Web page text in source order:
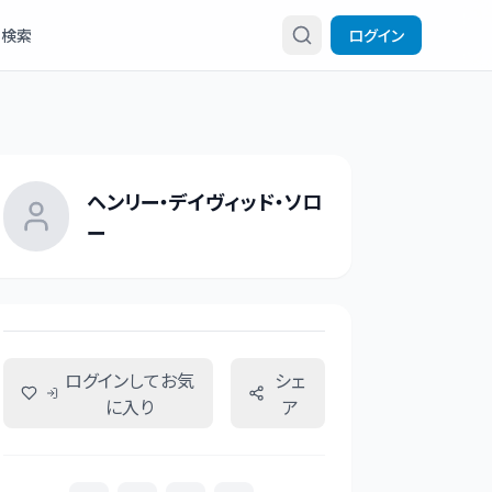
検索 ログイン
ヘンリー・デイヴィッド・ソロ
ー
ログインしてお気
に入り
シェ
ア